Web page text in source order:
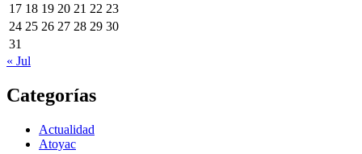
17 18 19 20 21 22 23
24 25 26 27 28 29 30
31
« Jul
Categorías
Actualidad
Atoyac